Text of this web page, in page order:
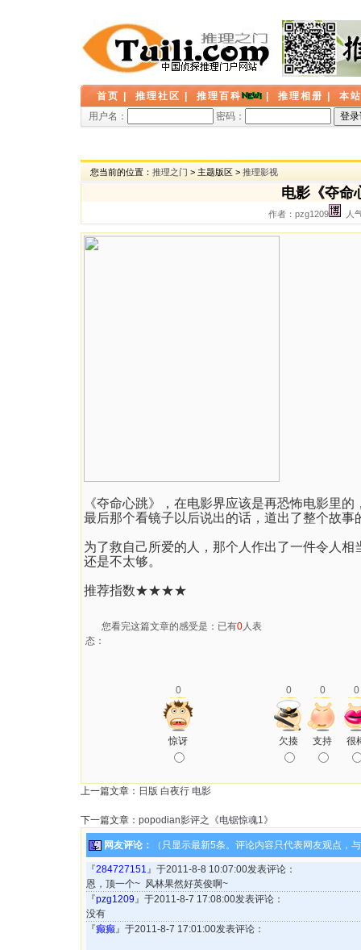
首页 推理社区 推理百科 推理相册
本
用户名：
密码：
您当前的位置： 推理之门 > 主题版区 > 推理影视
电影《夺命
作者：pzg1209 人
《夺命心跳》，在电影界应该是再恐怖电影里
最后那个看镜子以后说出的话，道出了整个故
为了救自己所爱的人，那个人作出了一件令人
还是不太够。
推荐指数★★★★
您看完这篇文章的感受是：已有0人表
态：
0 0 0 0
惊讶 欠揍 支持 很
上一篇文章： 日版 白夜行 电影
下一篇文章： popodian影评之《电锯惊魂1》
网友评论： （只显示最新5条。评论内容只代表网友观点，
『284727151』于2011-8-8 10:07:00发表评论：
恩，顶一个~ 风林果然好英俊啊~
『pzg1209』于2011-8-7 17:08:00发表评论：
没有
『癫癫』于2011-8-7 17:01:00发表评论：